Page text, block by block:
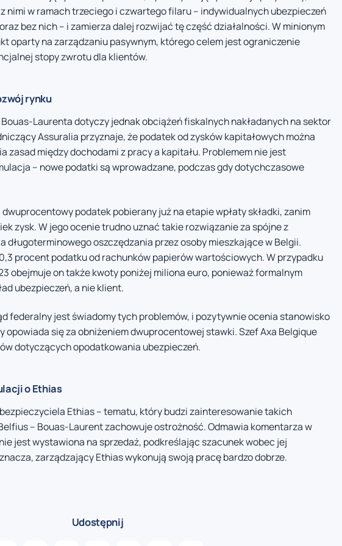
nimi w ramach trzeciego i czwartego filaru – indywidualnych ubezpieczeń
bez nich – i zamierza dalej rozwijać tę część działalności. W minionym
oparty na zarządzaniu pasywnym, którego celem jest ograniczenie
stopy zwrotu dla klientów.
rynku
Laurenta dotyczy jednak obciążeń fiskalnych nakładanych na sektor
Assuralia przyznaje, że podatek od zysków kapitałowych można
zasad między dochodami z pracy a kapitału. Problemem nie jest
– nowe podatki są wprowadzane, podczas gdy dotychczasowe
podatek pobierany już na etapie wpłaty składki, zanim
zysk. W jego ocenie trudno uznać takie rozwiązanie za spójne z
długoterminowego oszczędzania przez osoby mieszkające w Belgii.
procent podatku od rachunków papierów wartościowych. W przypadku
obejmuje on także kwoty poniżej miliona euro, ponieważ formalnym
ubezpieczeń, a nie klient.
federalny jest świadomy tych problemów, i pozytywnie ocenia stanowisko
opowiada się za obniżeniem dwuprocentowej stawki. Szef Axa Belgique
dotyczących opodatkowania ubezpieczeń.
o Ethias
Ethias – tematu, który budzi zainteresowanie takich
– Bouas-Laurent zachowuje ostrożność. Odmawia komentarza w
jest wystawiona na sprzedaż, podkreślając szacunek wobec jej
zarządzający Ethias wykonują swoją pracę bardzo dobrze.
Udostępnij